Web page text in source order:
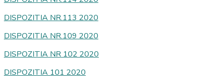
DISPOZITIA NR.113 2020
DISPOZITIA NR.109 2020
DISPOZITIA NR 102 2020
DISPOZITIA 101 2020